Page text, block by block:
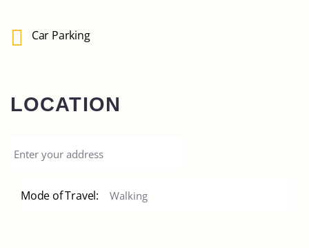
Car Parking
LOCATION
Mode of Travel: